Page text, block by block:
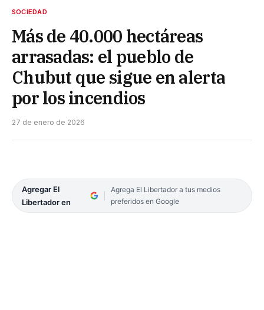
SOCIEDAD
Más de 40.000 hectáreas
arrasadas: el pueblo de
Chubut que sigue en alerta
por los incendios
27 de enero de 2026
Agregar El
Libertador en
Agrega El Libertador a tus medios
preferidos en Google